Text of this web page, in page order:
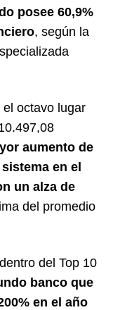
posee 60,9%
, según la
el octavo lugar
aumento de
en el
un alza de
del promedio
del Top 10
banco que
en el año